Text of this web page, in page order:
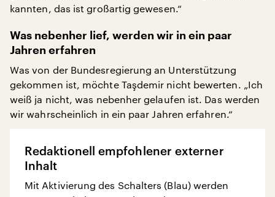
kannten, das ist großartig gewesen.“
Was nebenher lief, werden wir in ein paar
Jahren erfahren
Was von der Bundesregierung an Unterstützung
gekommen ist, möchte Taşdemir nicht bewerten. „Ich
weiß ja nicht, was nebenher gelaufen ist. Das werden
wir wahrscheinlich in ein paar Jahren erfahren.“
Redaktionell empfohlener externer
Inhalt
Mit Aktivierung des Schalters (Blau) werden